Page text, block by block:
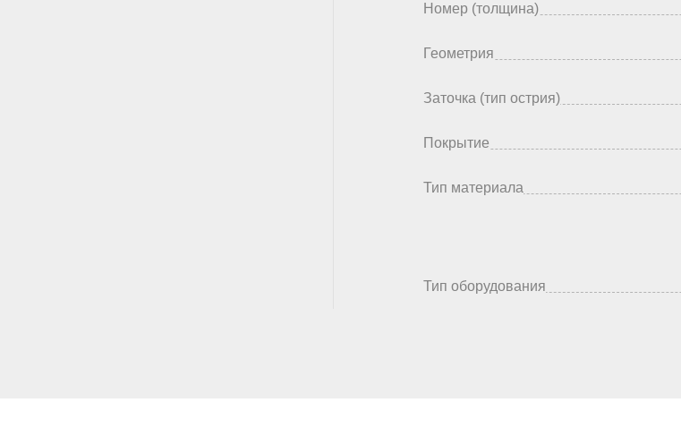
Номер (толщина)
Геометрия
Заточка (тип острия)
Покрытие
Тип материала
Тип оборудования